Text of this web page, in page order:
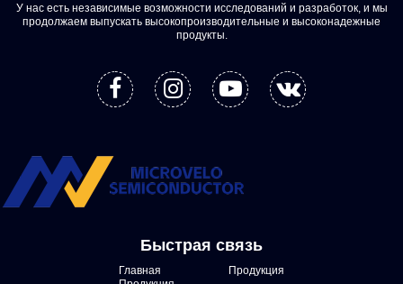
У нас есть независимые возможности исследований и разработок, и мы
продолжаем выпускать высокопроизводительные и высоконадежные
продукты.
Быстрая связь
Главная
Продукция